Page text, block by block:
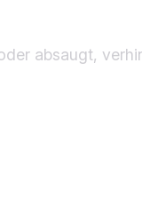
absaugt,